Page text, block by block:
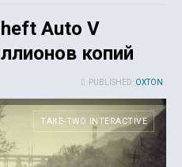
Auto V
копий
PUBLISHED: OXTON
TAKE-TWO INTERACTIVE